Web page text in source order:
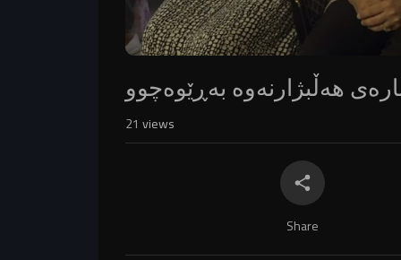
هەڵبژارنەوە بەڕێوەچوو
21 views
Share